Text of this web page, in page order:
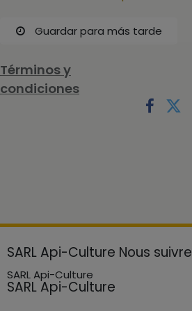
Guardar para más tarde
Términos y
condiciones
SARL Api-Culture Nous suivre
SARL Api-Culture
SARL Api-Culture